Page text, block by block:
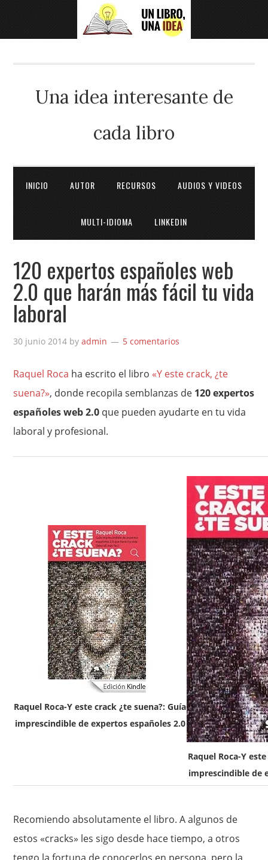
Una idea interesante de
cada libro
INICIO AUTOR RECURSOS AUDIOS Y VIDEOS
MULTI-IDIOMA LINKEDIN
120 expertos españoles web
2.0 que harán más fácil tu vida
laboral
30 junio 2014 byadmin 5 comentarios
Raquel Roca ha escrito el libro «Y este crack, ¿te
suena?», donde recopila semblanzas de 120 expertos
españoles web 2.0 que pueden ayudarte en tu vida
laboral y profesional.
Raquel Roca-Y este crack ¿te suena?: Guía
imprescindible de expertos españoles 2.0
Raquel Roca-Y
imprescindible de
Recomiendo absolutamente el libro. A algunos de
estos «cracks» les sigo desde hace tiempo, a otros